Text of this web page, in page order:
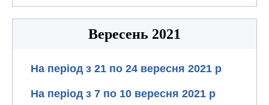
Вересень 2021
На період з 21 по 24 вересня 2021 р
На період з 7 по 10 вересня 2021 р